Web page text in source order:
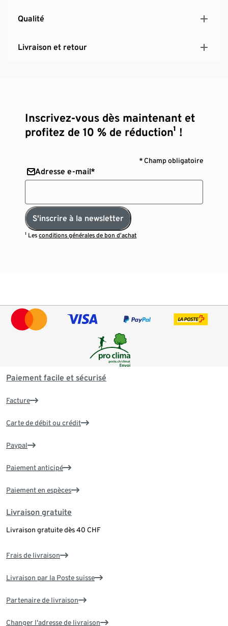
Qualité
Livraison et retour
Inscrivez-vous dès maintenant et
profitez de 10 % de réduction¹ !
* Champ obligatoire
Adresse e-mail*
S'inscrire à la newsletter
¹ Lesconditions générales de bon d’achat
Paiement facile et sécurisé
Facture
Carte de débit ou crédit
Paypal
Paiement anticipé
Paiement en espèces
Livraison gratuite
Livraison gratuite dès 40 CHF
Frais de livraison
Livraison par la Poste suisse
Partenaire de livraison
Changer l'adresse de livraison